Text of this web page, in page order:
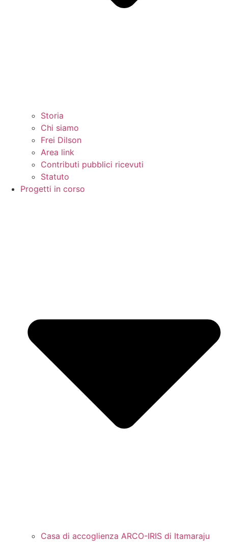
Storia
Chi siamo
Frei Dilson
Area link
Contributi pubblici ricevuti
Statuto
Progetti in corso
Casa di accoglienza ARCO-IRIS di Itamaraju